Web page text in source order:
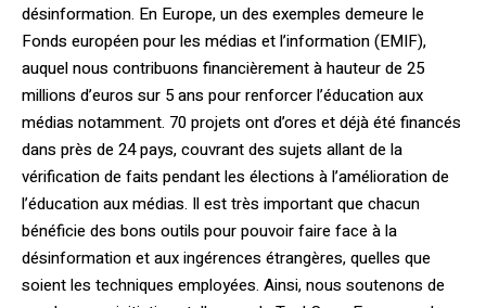
désinformation. En Europe, un des exemples demeure le
Fonds européen pour les médias et l’information (EMIF),
auquel nous contribuons financièrement à hauteur de 25
millions d’euros sur 5 ans pour renforcer l’éducation aux
médias notamment. 70 projets ont d’ores et déjà été financés
dans près de 24 pays, couvrant des sujets allant de la
vérification de faits pendant les élections à l’amélioration de
l’éducation aux médias. Il est très important que chacun
bénéficie des bons outils pour pouvoir faire face à la
désinformation et aux ingérences étrangères, quelles que
soient les techniques employées. Ainsi, nous soutenons de